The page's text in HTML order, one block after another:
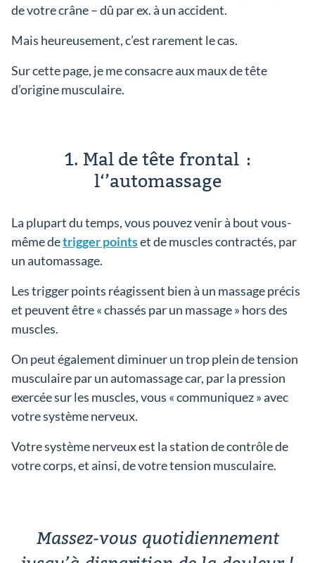
de votre crâne – dû par ex. à un accident.
Mais heureusement, c’est rarement le cas.
Sur cette page, je me consacre aux maux de tête
d’origine musculaire.
1. Mal de tête frontal :
l‘’automassage
La plupart du temps, vous pouvez venir à bout vous-
même detrigger pointset de muscles contractés, par
un automassage.
Les trigger points réagissent bien à un massage précis
et peuvent être « chassés par un massage » hors des
muscles.
On peut également diminuer un trop plein de tension
musculaire par un automassage car, par la pression
exercée sur les muscles, vous « communiquez » avec
votre système nerveux.
Votre système nerveux est la station de contrôle de
votre corps, et ainsi, de votre tension musculaire.
Massez-vous quotidiennement